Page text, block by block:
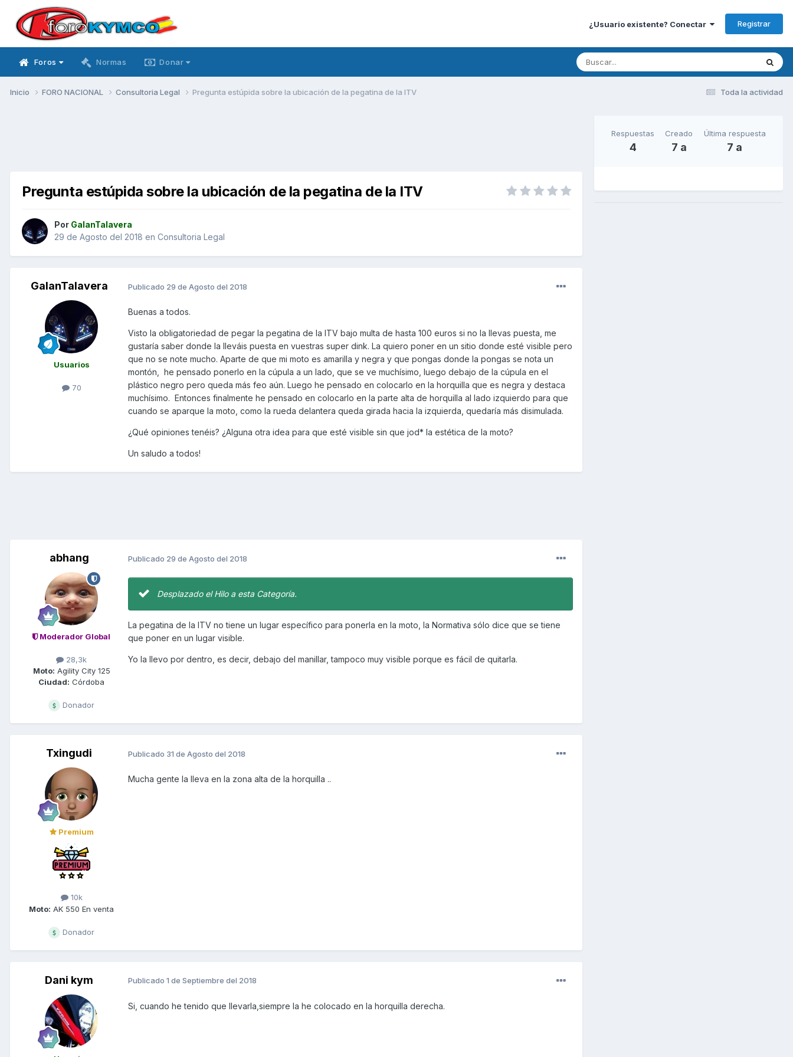
¿Usuario existente? Conectar Registrar
Foros Normas Donar
Toda la actividad
Inicio FORO NACIONAL Consultoria Legal Pregunta estúpida sobre la ubicación de la pegatina de la ITV
Pregunta estúpida sobre la ubicación de la pegatina de la ITV
Por GalanTalavera
29 de Agosto del 2018 en Consultoria Legal
GalanTalavera
Usuarios
70
Publicado 29 de Agosto del 2018
Buenas a todos.
Visto la obligatoriedad de pegar la pegatina de la ITV bajo multa de hasta 100 euros si no la llevas puesta, me
gustaría saber donde la lleváis puesta en vuestras super dink. La quiero poner en un sitio donde esté visible pero
que no se note mucho. Aparte de que mi moto es amarilla y negra y que pongas donde la pongas se nota un
montón, he pensado ponerlo en la cúpula a un lado, que se ve muchísimo, luego debajo de la cúpula en el
plástico negro pero queda más feo aún. Luego he pensado en colocarlo en la horquilla que es negra y destaca
muchísimo. Entonces finalmente he pensado en colocarlo en la parte alta de horquilla al lado izquierdo para que
cuando se aparque la moto, como la rueda delantera queda girada hacia la izquierda, quedaría más disimulada.
¿Qué opiniones tenéis? ¿Alguna otra idea para que esté visible sin que jod* la estética de la moto?
Un saludo a todos!
abhang
Moderador Global
28,3k
Moto: Agility City 125
Ciudad: Córdoba
Donador
Publicado 29 de Agosto del 2018
Desplazado el Hilo a esta Categoría.
La pegatina de la ITV no tiene un lugar específico para ponerla en la moto, la Normativa sólo dice que se tiene
que poner en un lugar visible.
Yo la llevo por dentro, es decir, debajo del manillar, tampoco muy visible porque es fácil de quitarla.
Txingudi
Premium
10k
Moto: AK 550 En venta
Donador
Publicado 31 de Agosto del 2018
Mucha gente la lleva en la zona alta de la horquilla ..
Dani kym Publicado 1 de Septiembre del 2018
Si, cuando he tenido que llevarla,siempre la he colocado en la horquilla derecha.
Respuestas
4
Creado
7 a
Última respuesta
7 a